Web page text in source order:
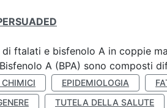
ftalati e bisfenolo A in coppie
A (BPA) sono composti
EPIDEMIOLOGIA
TUTELA DELLA SALUTE